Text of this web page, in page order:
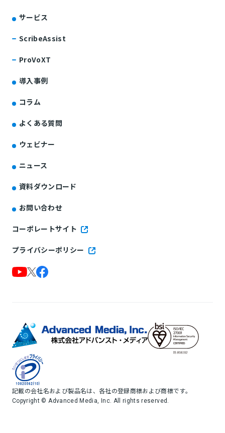
サービス
ScribeAssist
ProVoXT
導入事例
コラム
よくある質問
ウェビナー
ニュース
資料ダウンロード
お問い合わせ
コーポレートサイト
プライバシーポリシー
記載の会社名および製品名は、各社の登録商標および商標です。
Copyright © Advanced Media, Inc. All rights reserved.